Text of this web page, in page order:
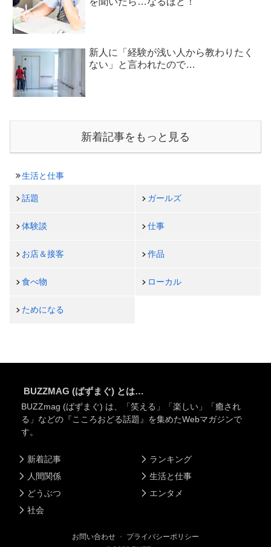
新人に「経験が浅い人から教わりたく
ない」と言われたので…
新着記事をもっと見る
生活と仕事
話題 ガールズ
体験談 仕事
お店＆接客 作品
食べ物 ローカル
ためになる
BUZZMAG (ばずまぐ) とは…
BUZZmag (ばずまぐ) は、「笑える」「楽しい」「癒され
る」などの『こころおどる話題』を集めたWebマガジンで
す。
新着記事
人間関係
どうぶつ
社会
ランキング
生活と仕事
エンタメ
お問い合わせ ・ プライバシーポリシー